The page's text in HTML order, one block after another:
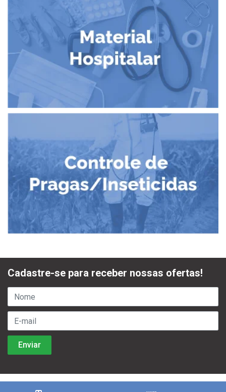
Cadastre-se para receber nossas ofertas!